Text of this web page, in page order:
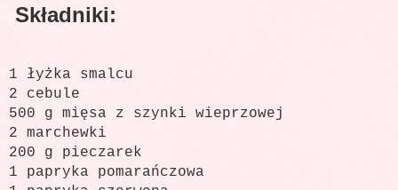
Składniki:
1 łyżka smalcu
2 cebule
500 g mięsa z szynki wieprzowej
2 marchewki
200 g pieczarek
1 papryka pomarańczowa